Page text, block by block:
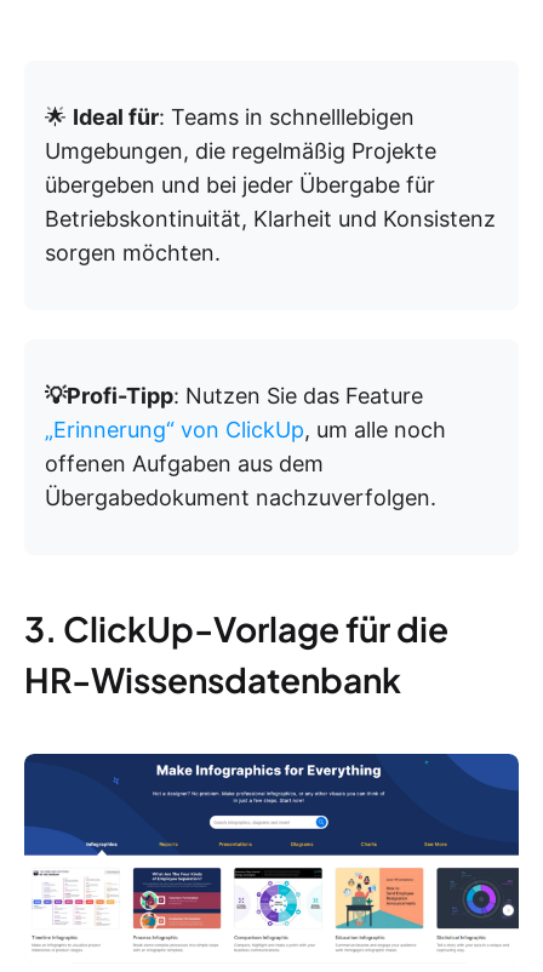
🌟 Ideal für: Teams in schnelllebigen
Umgebungen, die regelmäßig Projekte
übergeben und bei jeder Übergabe für
Betriebskontinuität, Klarheit und Konsistenz
sorgen möchten.
💡Profi-Tipp: Nutzen Sie das Feature
„Erinnerung“ von ClickUp, um alle noch
offenen Aufgaben aus dem
Übergabedokument nachzuverfolgen.
3. ClickUp-Vorlage für die
HR-Wissensdatenbank